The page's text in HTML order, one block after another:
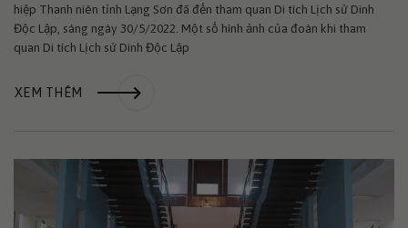
hiệp Thanh niên tỉnh Lạng Sơn đã đến tham quan Di tích Lịch sử Dinh
Độc Lập, sáng ngày 30/5/2022. Một số hình ảnh của đoàn khi tham
quan Di tích Lịch sử Dinh Độc Lập
XEM THÊM